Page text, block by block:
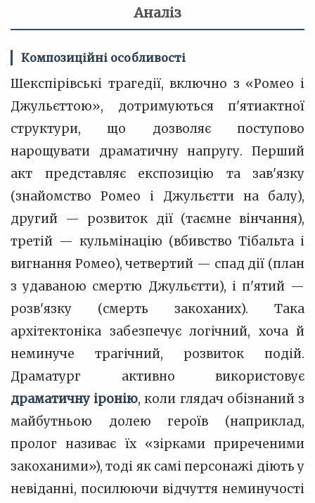
Аналіз
Композиційні особливості
Шекспірівські трагедії, включно з «Ромео і
Джульєттою», дотримуються п'ятиактної
структури, що дозволяє поступово
нарощувати драматичну напругу. Перший
акт представляє експозицію та зав'язку
(знайомство Ромео і Джульєтти на балу),
другий — розвиток дії (таємне вінчання),
третій — кульмінацію (вбивство Тібальта і
вигнання Ромео), четвертий — спад дії (план
з удаваною смертю Джульєтти), і п'ятий —
розв'язку (смерть закоханих). Така
архітектоніка забезпечує логічний, хоча й
неминуче трагічний, розвиток подій.
Драматург активно використовує
драматичну іронію, коли глядач обізнаний з
майбутньою долею героїв (наприклад,
пролог називає їх «зірками приреченими
закоханими»), тоді як самі персонажі діють у
невіданні, посилюючи відчуття неминучості